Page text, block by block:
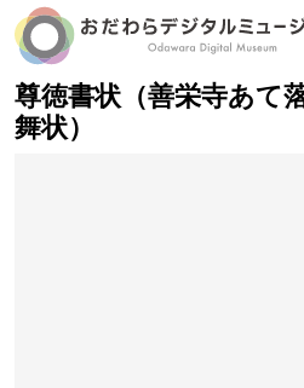
尊徳書状（善栄寺あて
舞状）